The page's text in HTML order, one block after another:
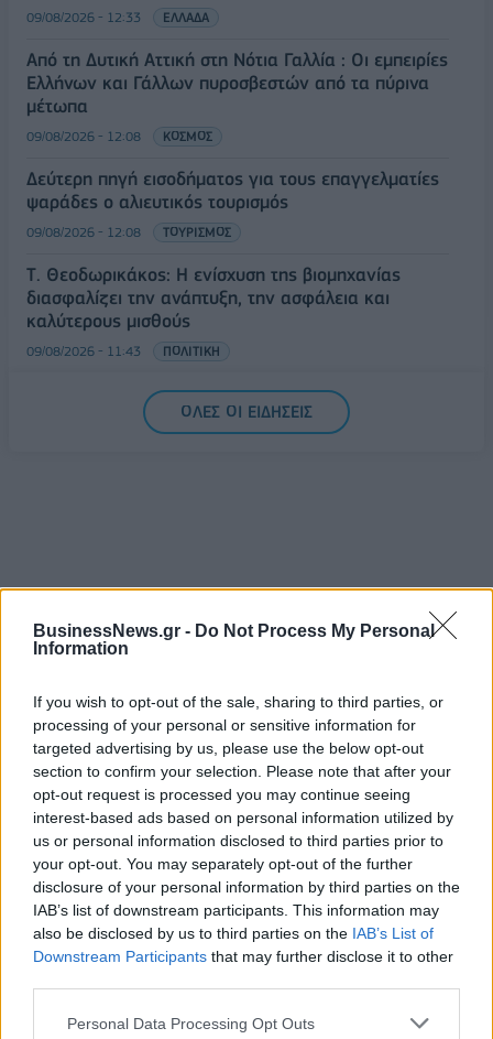
BusinessNews.gr - Do Not Process My Personal
Information
If you wish to opt-out of the sale, sharing to third parties, or
processing of your personal or sensitive information for
targeted advertising by us, please use the below opt-out
section to confirm your selection. Please note that after your
opt-out request is processed you may continue seeing
interest-based ads based on personal information utilized by
us or personal information disclosed to third parties prior to
your opt-out. You may separately opt-out of the further
disclosure of your personal information by third parties on the
IAB’s list of downstream participants. This information may
also be disclosed by us to third parties on the IAB’s List of
Downstream Participants that may further disclose it to other
Personal Data Processing Opt Outs
09/08/2026 - 12:33 ΕΛΛΑΔΑ
Από τη Δυτική Αττική στη Νότια Γαλλία : Οι εμπειρίες
Ελλήνων και Γάλλων πυροσβεστών από τα πύρινα
μέτωπα
09/08/2026 - 12:08 ΚΟΣΜΟΣ
Δεύτερη πηγή εισοδήματος για τους επαγγελματίες
ψαράδες ο αλιευτικός τουρισμός
09/08/2026 - 12:08 ΤΟΥΡΙΣΜΟΣ
Τ. Θεοδωρικάκος: Η ενίσχυση της βιομηχανίας
διασφαλίζει την ανάπτυξη, την ασφάλεια και
καλύτερους μισθούς
09/08/2026 - 11:43 ΠΟΛΙΤΙΚΗ
Υπ. Μεταφορών: Οριστική λύση στο ζήτημα των
πινακίδων κυκλοφορίας - Τέλος στις χρονοβόρες
ΟΛΕΣ ΟΙ ΕΙΔΗΣΕΙΣ
ΔΗΜΟΦΙΛΗ
Αλ. Τσίπρας: Στις 2 Σεπτεμβρίου η παρουσίαση του
οικονομικού προγράμματος της ΕΛ.Α.Σ. στη
Θεσσαλονίκη
09/08/2026 - 10:03 ΠΟΛΙΤΙΚΗ
Ισπανία – Ιταλία: Κλιμακώνεται η αντιπαράθεση
για το μεταναστευτικό με αμοιβαίους συνοριακούς
ελέγχους
09/08/2026 - 10:29 ΚΟΣΜΟΣ
Στα 15 δισ. ευρώ ο στόχος για νέα δάνεια το 2026
- Η «ακτινογραφία» της κερδοφορίας των
τραπεζών το α΄ εξάμηνο
09/08/2026 - 10:52 ΤΡΑΠΕΖΕΣ